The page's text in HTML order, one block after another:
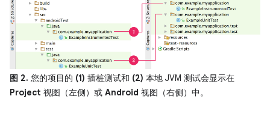
图 2. 您的项目的 (1) 插桩测试和 (2) 本地 JVM 测试会显示在
Project 视图（左侧）或 Android 视图（右侧）中。